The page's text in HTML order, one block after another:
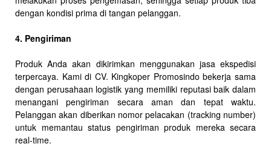
dengan kondisi prima di tangan pelanggan.
4. Pengiriman
Produk Anda akan dikirimkan menggunakan jasa ekspedisi
terpercaya. Kami di CV. Kingkoper Promosindo bekerja sama
dengan perusahaan logistik yang memiliki reputasi baik dalam
menangani pengiriman secara aman dan tepat waktu.
Pelanggan akan diberikan nomor pelacakan (tracking number)
untuk memantau status pengiriman produk mereka secara
real-time.